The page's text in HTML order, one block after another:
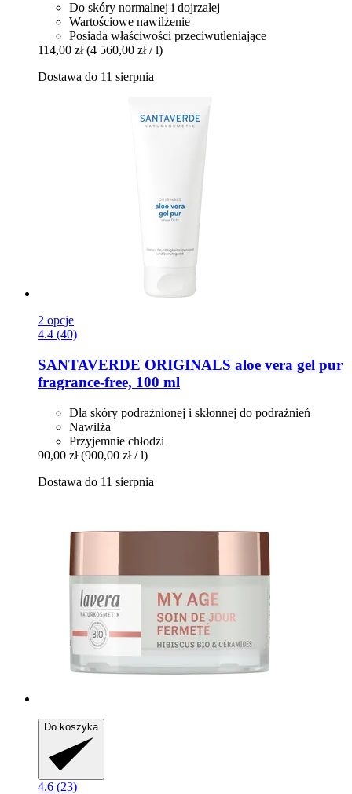
Do skóry normalnej i dojrzałej
Wartościowe nawilżenie
Posiada właściwości przeciwutleniające
114,00 zł (4 560,00 zł / l)
Dostawa do 11 sierpnia
2 opcje
4.4 (40)
SANTAVERDE ORIGINALS aloe vera gel pur
fragrance-​free, 100 ml
Dla skóry podrażnionej i skłonnej do podrażnień
Nawilża
Przyjemnie chłodzi
90,00 zł (900,00 zł / l)
Dostawa do 11 sierpnia
Do koszyka
4.6 (23)